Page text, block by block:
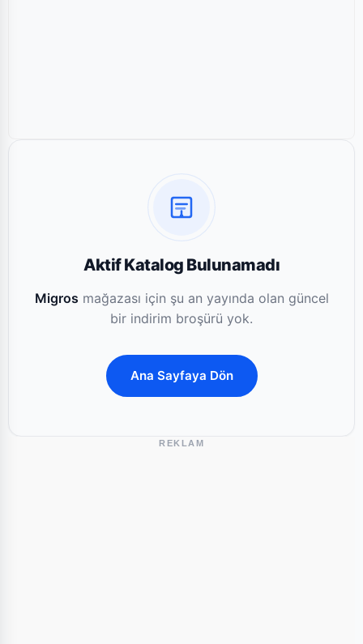
Aktif Katalog Bulunamadı
Migros mağazası için şu an yayında olan güncel
bir indirim broşürü yok.
Ana Sayfaya Dön
REKLAM